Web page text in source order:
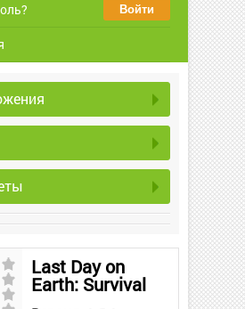
Last Day on
Earth: Survival